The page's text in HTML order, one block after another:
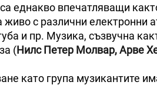
еднакво впечатляващи
с различни електронни
и пр. Музика, съзвучна
(Нилс Петер Молвар, Арве
като група музикантите